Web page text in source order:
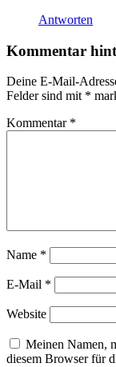
Antworten
Kommentar
Deine E-Mail-
Felder sind mit *
Kommentar *
Name *
E-Mail *
Website
Meinen Namen,
diesem Browser für